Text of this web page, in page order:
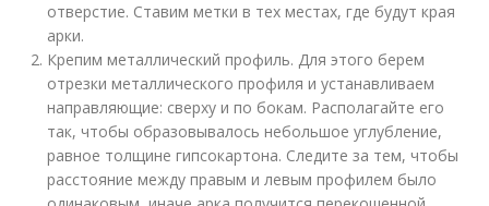
отверстие. Ставим метки в тех местах, где будут края
арки.
Крепим металлический профиль. Для этого берем
отрезки металлического профиля и устанавливаем
направляющие: сверху и по бокам. Располагайте его
так, чтобы образовывалось небольшое углубление,
равное толщине гипсокартона. Следите за тем, чтобы
расстояние между правым и левым профилем было